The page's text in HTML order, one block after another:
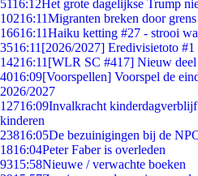
5116:12Het grote dagelijkse Trump
10216:11Migranten breken door
16616:11Haiku ketting #27 - strooi
3516:11 [2026/2027] Eredivisietoto #1
14216:11 [WLR SC #417] Nieuw deel
4016:09[Voorspellen] Voorspel de
2026/2027
12716:09Invalkracht
kinderen
23816:05De bezuinigingen bij de
1816:04Peter Faber is overleden
9315:58Nieuwe / verwachte boeken